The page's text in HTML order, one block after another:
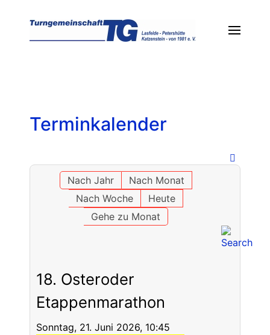
Terminkalender
Nach Jahr
Nach Monat
Nach Woche
Heute
Gehe zu Monat
18. Osteroder
Etappenmarathon
Sonntag, 21. Juni 2026, 10:45